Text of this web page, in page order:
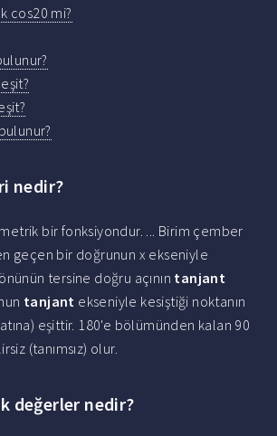
cos20 mi?
nedir?
bir fonksiyondur. ... Birim çember
geçen bir doğrunun x ekseniyle
tersine doğru açının tanjant
tanjant ekseniyle kesiştiği noktanın
eşittir. 180'e bölümünden kalan 90
(tanımsız) olur.
değerler nedir?